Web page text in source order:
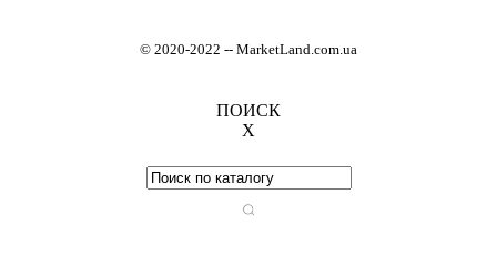
© 2020-2022 -- MarketLand.com.ua
ПОИСК
X